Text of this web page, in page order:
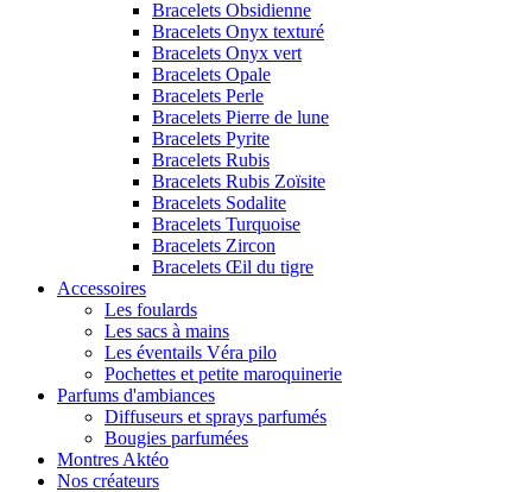
Bracelets Obsidienne
Bracelets Onyx texturé
Bracelets Onyx vert
Bracelets Opale
Bracelets Perle
Bracelets Pierre de lune
Bracelets Pyrite
Bracelets Rubis
Bracelets Rubis Zoïsite
Bracelets Sodalite
Bracelets Turquoise
Bracelets Zircon
Bracelets Œil du tigre
Accessoires
Les foulards
Les sacs à mains
Les éventails Véra pilo
Pochettes et petite maroquinerie
Parfums d'ambiances
Diffuseurs et sprays parfumés
Bougies parfumées
Montres Aktéo
Nos créateurs